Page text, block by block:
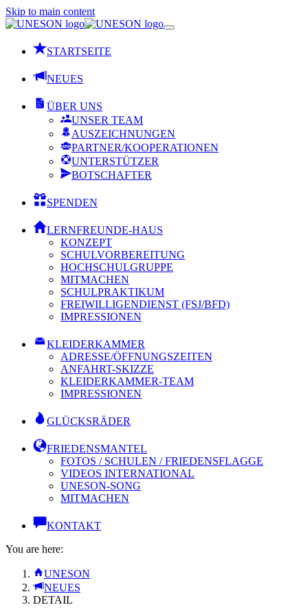
Skip to main content
STARTSEITE
NEUES
ÜBER UNS
UNSER TEAM
AUSZEICHNUNGEN
PARTNER/KOOPERATIONEN
UNTERSTÜTZER
BOTSCHAFTER
SPENDEN
LERNFREUNDE-HAUS
KONZEPT
SCHULVORBEREITUNG
HOCHSCHULGRUPPE
MITMACHEN
SCHULPRAKTIKUM
FREIWILLIGENDIENST (FSJ/BFD)
IMPRESSIONEN
KLEIDERKAMMER
ADRESSE/ÖFFNUNGSZEITEN
ANFAHRT-SKIZZE
KLEIDERKAMMER-TEAM
IMPRESSIONEN
GLÜCKSRÄDER
FRIEDENSMANTEL
FOTOS / SCHULEN / FRIEDENSFLAGGE
VIDEOS INTERNATIONAL
UNESON-SONG
MITMACHEN
KONTAKT
You are here:
UNESON
NEUES
DETAIL